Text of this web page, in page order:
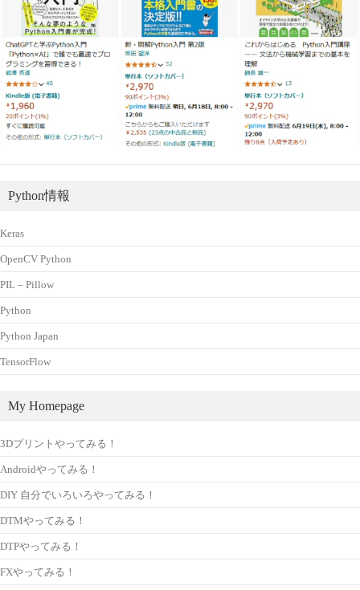
Python情報
Keras
OpenCV Python
PIL – Pillow
Python
Python Japan
TensorFlow
My Homepage
3Dプリントやってみる！
Androidやってみる！
DIY 自分でいろいろやってみる！
DTMやってみる！
DTPやってみる！
FXやってみる！